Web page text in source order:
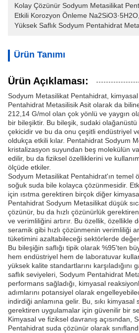
Kolay Çözünür Sodyum Metasilikat
Etkili Korozyon Önleme Na2SiO3·5H2O
Yüksek Saflık Sodyum Pentahidrat
Ürün Tanımı
Ürün Açıklaması:
Sodyum Metasilikat Pentahidrat, kimyasal
Pentahidrat Metasilisik Asit olarak da
212,14 G/mol olan çok yönlü ve yaygın
bir bileşiktir. Bu bileşik, sudaki
çekicidir ve bu da onu çeşitli endüstriyel
oldukça etkili kılar. Pentahidrat Sodyum
kristalizasyon suyundan beş molekülün
edilir, bu da fiziksel özelliklerini ve
ölçüde etkiler.
Sodyum Metasilikat Pentahidrat'ın temel
soğuk suda bile kolayca çözünmesidir.
için ısıtma gerektiren birçok diğer
Pentahidrat Sodyum Metasilikat düşük
çözünür, bu da hızlı çözünürlük
ve verimliliğini artırır. Bu özellik, özellikle
seramik gibi hızlı çözünmenin verimliliği
tüketimini azaltabileceği sektörlerde
Bu bileşiğin saflığı tipik olarak %95'ten
hem endüstriyel hem de laboratuvar
yüksek kalite standartlarını karşıladığını
saflık seviyeleri, Sodyum Pentahidrat
performans sağladığı, kimyasal
adımlarını potansiyel olarak
indirdiği anlamına gelir. Bu, sıkı kimyasal
gerektiren uygulamalar için güvenilir bir
Kimyasal ve fiziksel davranış açısından,
Pentahidrat suda çözünür olarak